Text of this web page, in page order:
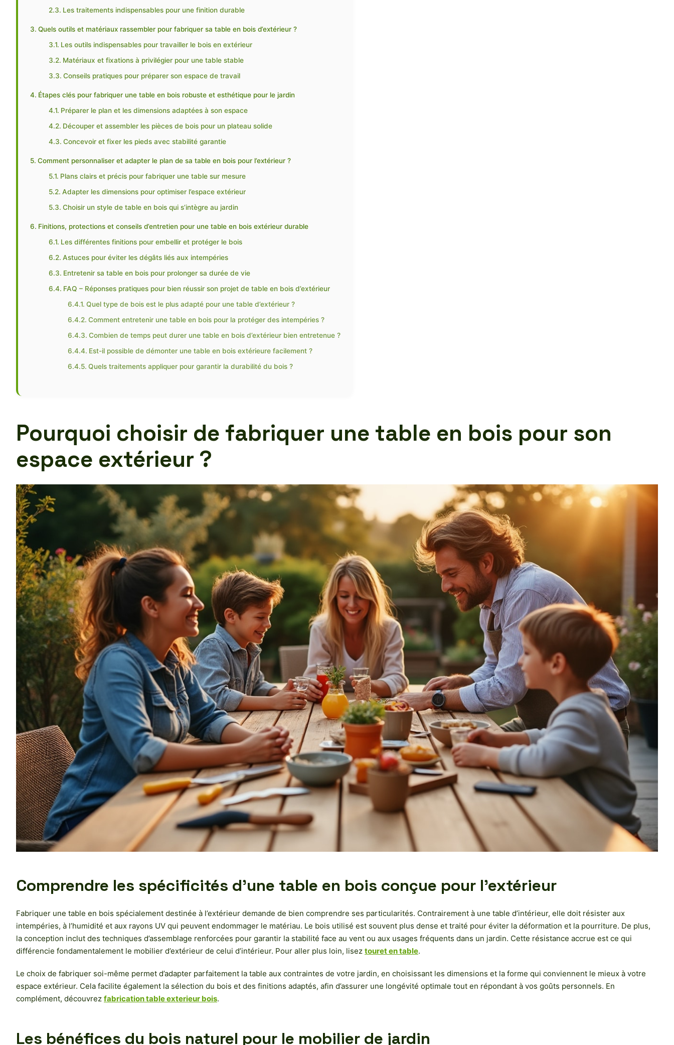
Les traitements indispensables pour une finition durable
Quels outils et matériaux rassembler pour fabriquer sa table en bois d’extérieur ?
Les outils indispensables pour travailler le bois en extérieur
Matériaux et fixations à privilégier pour une table stable
Conseils pratiques pour préparer son espace de travail
Étapes clés pour fabriquer une table en bois robuste et esthétique pour le jardin
Préparer le plan et les dimensions adaptées à son espace
Découper et assembler les pièces de bois pour un plateau solide
Concevoir et fixer les pieds avec stabilité garantie
Comment personnaliser et adapter le plan de sa table en bois pour l’extérieur ?
Plans clairs et précis pour fabriquer une table sur mesure
Adapter les dimensions pour optimiser l’espace extérieur
Choisir un style de table en bois qui s’intègre au jardin
Finitions, protections et conseils d’entretien pour une table en bois extérieur durable
Les différentes finitions pour embellir et protéger le bois
Astuces pour éviter les dégâts liés aux intempéries
Entretenir sa table en bois pour prolonger sa durée de vie
FAQ – Réponses pratiques pour bien réussir son projet de table en bois d’extérieur
Quel type de bois est le plus adapté pour une table d’extérieur ?
Comment entretenir une table en bois pour la protéger des intempéries ?
Combien de temps peut durer une table en bois d’extérieur bien entretenue ?
Est-il possible de démonter une table en bois extérieure facilement ?
Quels traitements appliquer pour garantir la durabilité du bois ?
Pourquoi choisir de fabriquer une table en bois pour son
espace extérieur ?
Comprendre les spécificités d’une table en bois conçue pour l’extérieur
Fabriquer une table en bois spécialement destinée à l’extérieur demande de bien comprendre ses particularités. Contrairement à une table d’intérieur, elle doit résister aux
intempéries, à l’humidité et aux rayons UV qui peuvent endommager le matériau. Le bois utilisé est souvent plus dense et traité pour éviter la déformation et la pourriture. De plus,
la conception inclut des techniques d’assemblage renforcées pour garantir la stabilité face au vent ou aux usages fréquents dans un jardin. Cette résistance accrue est ce qui
différencie fondamentalement le mobilier d’extérieur de celui d’intérieur. Pour aller plus loin, lisez touret en table.
Le choix de fabriquer soi-même permet d’adapter parfaitement la table aux contraintes de votre jardin, en choisissant les dimensions et la forme qui conviennent le mieux à votre
espace extérieur. Cela facilite également la sélection du bois et des finitions adaptés, afin d’assurer une longévité optimale tout en répondant à vos goûts personnels. En
complément, découvrez fabrication table exterieur bois.
Les bénéfices du bois naturel pour le mobilier de jardin